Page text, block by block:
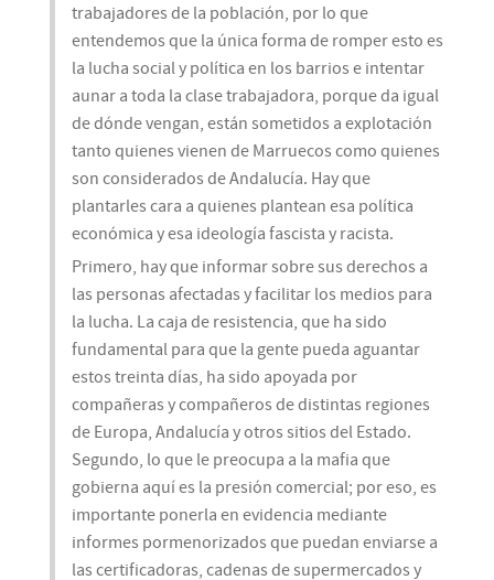
trabajadores de la población, por lo que
entendemos que la única forma de romper esto es
la lucha social y política en los barrios e intentar
aunar a toda la clase trabajadora, porque da igual
de dónde vengan, están sometidos a explotación
tanto quienes vienen de Marruecos como quienes
son considerados de Andalucía. Hay que
plantarles cara a quienes plantean esa política
económica y esa ideología fascista y racista.
Primero, hay que informar sobre sus derechos a
las personas afectadas y facilitar los medios para
la lucha. La caja de resistencia, que ha sido
fundamental para que la gente pueda aguantar
estos treinta días, ha sido apoyada por
compañeras y compañeros de distintas regiones
de Europa, Andalucía y otros sitios del Estado.
Segundo, lo que le preocupa a la mafia que
gobierna aquí es la presión comercial; por eso, es
importante ponerla en evidencia mediante
informes pormenorizados que puedan enviarse a
las certificadoras, cadenas de supermercados y